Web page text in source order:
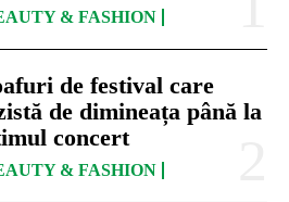
& FASHION
de festival care
de dimineața până la
concert
& FASHION